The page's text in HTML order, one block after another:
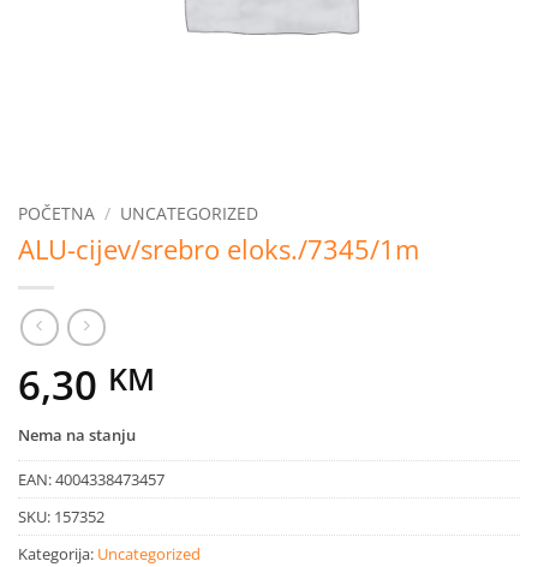
POČETNA / UNCATEGORIZED
ALU-cijev/srebro eloks./7345/1m
6,30 KM
Nema na stanju
EAN:4004338473457
SKU: 157352
Kategorija: Uncategorized